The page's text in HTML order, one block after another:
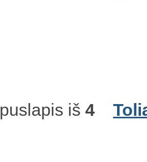
puslapis iš 4